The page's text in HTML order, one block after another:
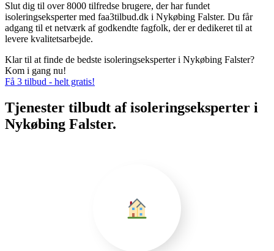
Slut dig til over 8000 tilfredse brugere, der har fundet
isoleringseksperter med faa3tilbud.dk i Nykøbing Falster. Du får
adgang til et netværk af godkendte fagfolk, der er dedikeret til at
levere kvalitetsarbejde.
Klar til at finde de bedste isoleringseksperter i Nykøbing Falster?
Kom i gang nu!
Få 3 tilbud - helt gratis!
Tjenester tilbudt af isoleringseksperter i
Nykøbing Falster.